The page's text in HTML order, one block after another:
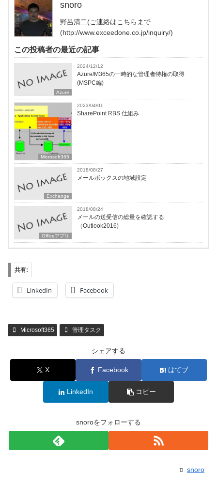
snoro
野呂清二(ご連絡はこちらまで
(http://www.exceedone.co.jp/inquiry/)
この投稿者の最近の記事
Azure
2024/12/12
Azure/M365の一時的な管理者特権の取得
(MSPC編)
Microsoft365
2023/04/01
SharePoint RBS 仕組み
Exchange
2018/08/27
メールボックスの地域設定
Officeアプリ
2018/08/24
メールの送受信の総量を確認する
（Outlook2016)
共有:
LinkedIn Facebook
Microsoft365 管理タスク
シェアする
X Facebook はてブ
LinkedIn コピー
snoroをフォローする
snoro